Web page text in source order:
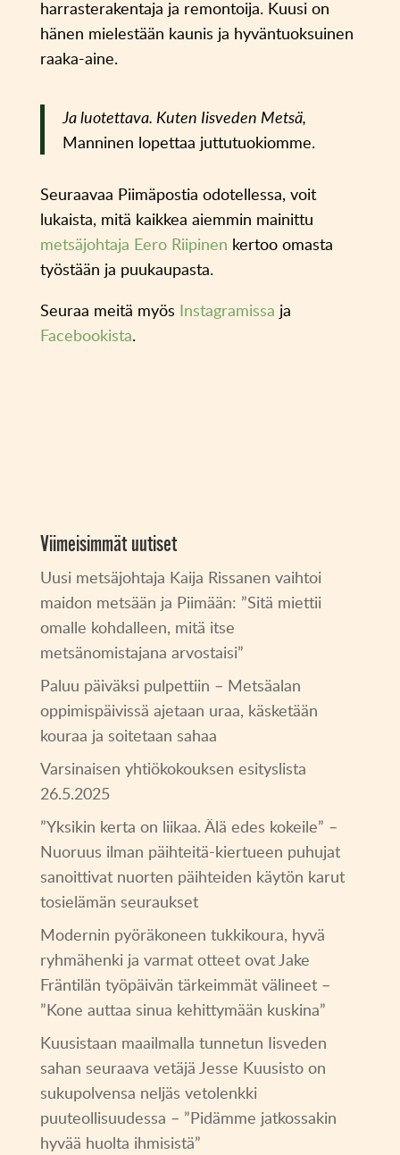
harrasterakentaja ja remontoija. Kuusi on
hänen mielestään kaunis ja hyväntuoksuinen
raaka-aine.
Ja luotettava. Kuten Iisveden Metsä,
Manninen lopettaa juttutuokiomme.
Seuraavaa Piimäpostia odotellessa, voit
lukaista, mitä kaikkea aiemmin mainittu
metsäjohtaja Eero Riipinen kertoo omasta
työstään ja puukaupasta.
Seuraa meitä myös Instagramissa ja
Facebookista.
Viimeisimmät uutiset
Uusi metsäjohtaja Kaija Rissanen vaihtoi
maidon metsään ja Piimään: ”Sitä miettii
omalle kohdalleen, mitä itse
metsänomistajana arvostaisi”
Paluu päiväksi pulpettiin – Metsäalan
oppimispäivissä ajetaan uraa, käsketään
kouraa ja soitetaan sahaa
Varsinaisen yhtiökokouksen esityslista
26.5.2025
”Yksikin kerta on liikaa. Älä edes kokeile” –
Nuoruus ilman päihteitä-kiertueen puhujat
sanoittivat nuorten päihteiden käytön karut
tosielämän seuraukset
Modernin pyöräkoneen tukkikoura, hyvä
ryhmähenki ja varmat otteet ovat Jake
Fräntilän työpäivän tärkeimmät välineet –
”Kone auttaa sinua kehittymään kuskina”
Kuusistaan maailmalla tunnetun Iisveden
sahan seuraava vetäjä Jesse Kuusisto on
sukupolvensa neljäs vetolenkki
puuteollisuudessa – ”Pidämme jatkossakin
hyvää huolta ihmisistä”